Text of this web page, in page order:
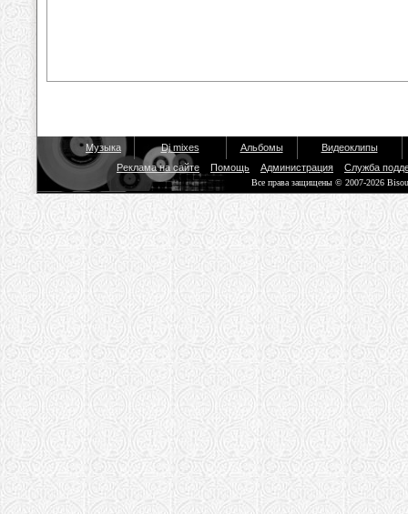
Музыка Dj mixes Альбомы
Видеоклипы
Реклама на сайте
Помощь Администрация Служба
Все права защищены © 2007-2026